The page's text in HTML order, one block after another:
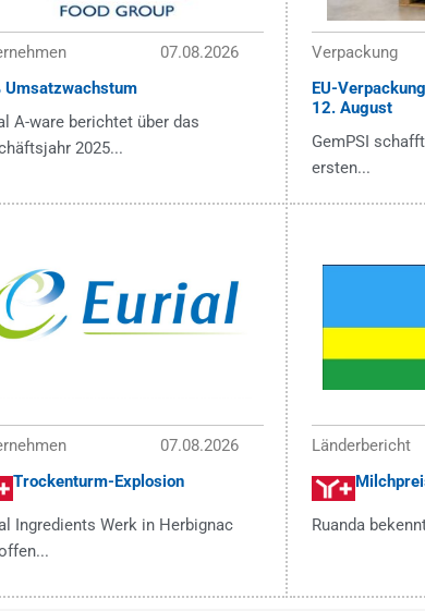
07.08.2026
Umsatzwachstum
A-ware berichtet über das
2025...
Verpackung
EU-
12. August
GemPSI
ersten...
07.08.2026
Trockenturm-Explosion
Ingredients Werk in Herbignac
Länderbericht
Ruanda